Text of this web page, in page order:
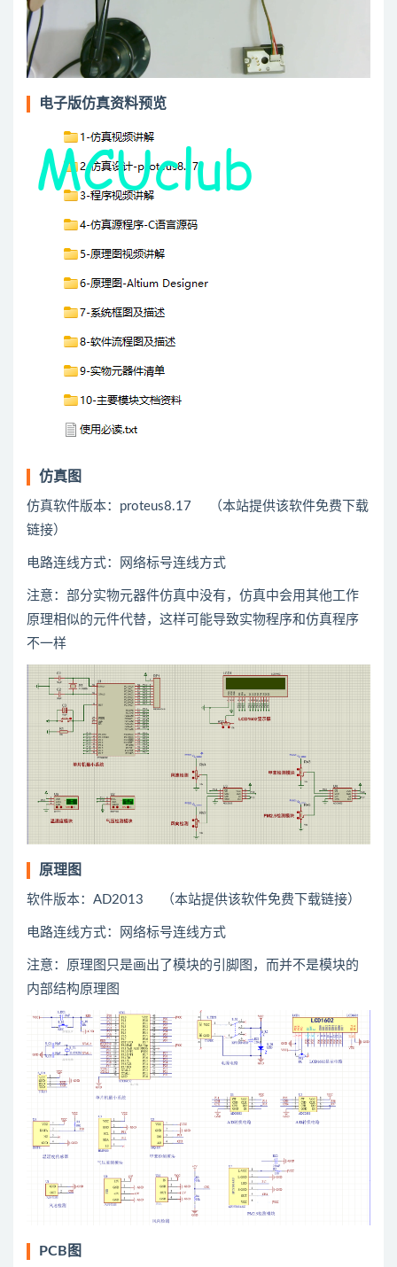
电子版仿真资料预览
仿真图
仿真软件版本：proteus8.17 （本站提供该软件免费下载
链接）
电路连线方式：网络标号连线方式
注意：部分实物元器件仿真中没有，仿真中会用其他工作
原理相似的元件代替，这样可能导致实物程序和仿真程序
不一样
原理图
软件版本：AD2013 （本站提供该软件免费下载链接）
电路连线方式：网络标号连线方式
注意：原理图只是画出了模块的引脚图，而并不是模块的
内部结构原理图
PCB图